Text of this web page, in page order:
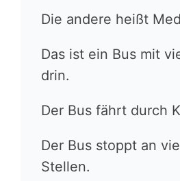
Die andere heißt
Das ist ein Bus mit
drin.
Der Bus fährt durch
Der Bus stoppt an
Stellen.